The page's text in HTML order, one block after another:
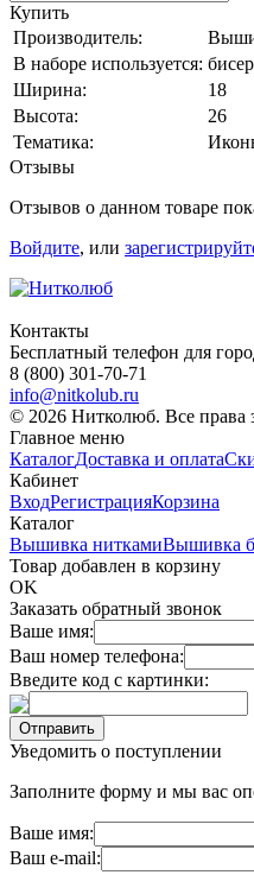
Купить
Производитель:
В наборе используется:
Ширина:
18
Высота:
26
Тематика:
Отзывы
Отзывов о данном товаре
Войдите, или
Контакты
Бесплатный телефон для
8 (800) 301-70-71
info@nitkolub.ru
© 2026 Нитколюб. Все права
Главное меню
КаталогДоставка и оплата
Кабинет
ВходРегистрацияКорзина
Каталог
Вышивка ниткамиВышивка
Товар добавлен в корзину
OK
Заказать обратный звонок
Ваше имя:
Ваш номер телефона:
Введите код с картинки:
Уведомить о поступлении
Заполните форму и мы вас
Ваше имя:
Ваш e-mail: